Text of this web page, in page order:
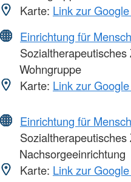
Karte: Link zur
Einrichtung für
Wohngruppe
Karte: Link zur
Einrichtung für
Nachsorgeeinrichtung
Karte: Link zur